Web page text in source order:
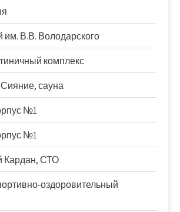
им. В.В. Володарского
комплекс
сауна
№1
№1
Кардан, СТО
оздоровительный